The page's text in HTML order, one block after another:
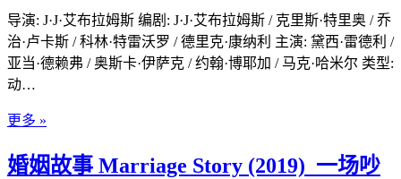
导演: J·J·艾布拉姆斯 编剧: J·J·艾布拉姆斯 / 克里斯·特里奥 / 乔
治·卢卡斯 / 科林·特雷沃罗 / 德里克·康纳利 主演: 黛西·雷德利 /
亚当·德赖弗 / 奥斯卡·伊萨克 / 约翰·博耶加 / 马克·哈米尔 类型:
动…
更多 »
婚姻故事 Marriage Story (2019)_一场吵